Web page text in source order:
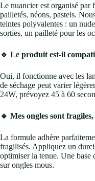
Le nuancier est organisé par
pailletés, néons, pastels.
teintes polyvalentes : un
sorties, un pailleté pour les
🔹 Le produit est-il
Oui, il fonctionne avec les
de séchage peut varier
24W, prévoyez 45 à 60
🔹 Mes ongles sont
La formule adhère
fragilisés. Appliquez un
optimiser la tenue. Une base
sur ongles mous.